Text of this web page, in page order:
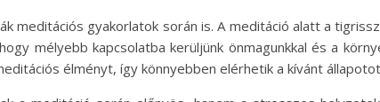
meditációs gyakorlatok során is. A meditáció alatt a
mélyebb kapcsolatba kerüljünk önmagunkkal és a
élményt, így könnyebben elérhetik a kívánt